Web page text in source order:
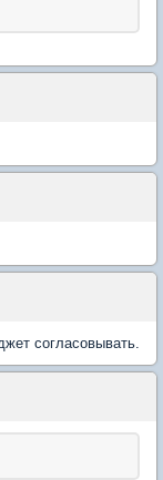
согласовывать.